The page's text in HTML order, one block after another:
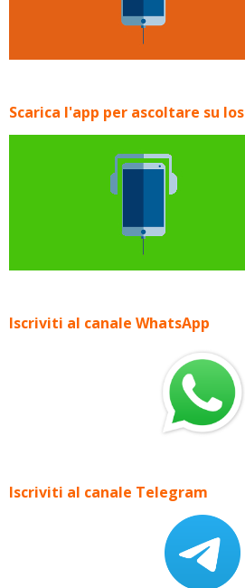
Scarica l'app per ascoltare su Ios
Iscriviti al canale WhatsApp
Iscriviti al canale Telegram